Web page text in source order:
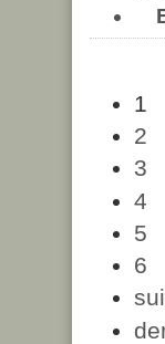
1
2
3
4
5
6